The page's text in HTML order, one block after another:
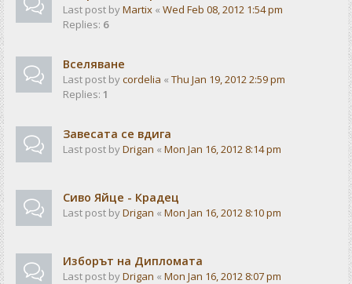
Last post byMartix « Wed Feb 08, 2012 1:54 pm
Replies: 6
Вселяване
Last post bycordelia « Thu Jan 19, 2012 2:59 pm
Replies: 1
Завесата се вдига
Last post byDrigan « Mon Jan 16, 2012 8:14 pm
Сиво Яйце - Крадец
Last post byDrigan « Mon Jan 16, 2012 8:10 pm
Изборът на Дипломата
Last post byDrigan « Mon Jan 16, 2012 8:07 pm